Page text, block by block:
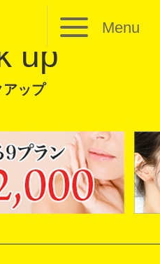
Menu
up
アップ